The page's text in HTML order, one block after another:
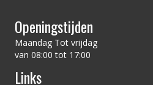
Openingstijden
Maandag Tot vrijdag
van 08:00 tot 17:00
Links